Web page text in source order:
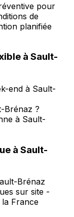
pour
de
planifiée
à Sault-
end à Sault-
Brénaz ?
à Sault-
à Sault-
Brénaz
sur site -
France